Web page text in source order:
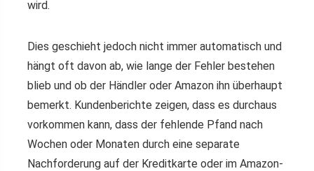
wird.
Dies geschieht jedoch nicht immer automatisch und
hängt oft davon ab, wie lange der Fehler bestehen
blieb und ob der Händler oder Amazon ihn überhaupt
bemerkt. Kundenberichte zeigen, dass es durchaus
vorkommen kann, dass der fehlende Pfand nach
Wochen oder Monaten durch eine separate
Nachforderung auf der Kreditkarte oder im Amazon-